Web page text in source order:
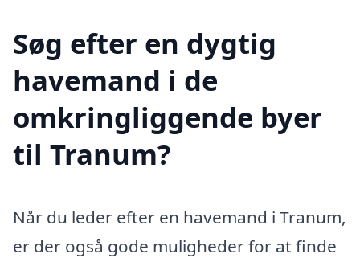
Søg efter en dygtig
havemand i de
omkringliggende byer
til Tranum?
Når du leder efter en havemand i Tranum,
er der også gode muligheder for at finde